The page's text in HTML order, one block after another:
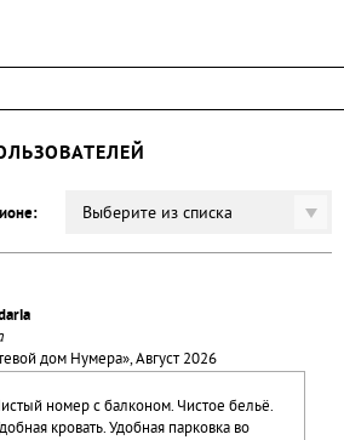
Выберите из списка
дом Нумера», Август 2026
номер с балконом. Чистое бельё.
кровать. Удобная парковка во